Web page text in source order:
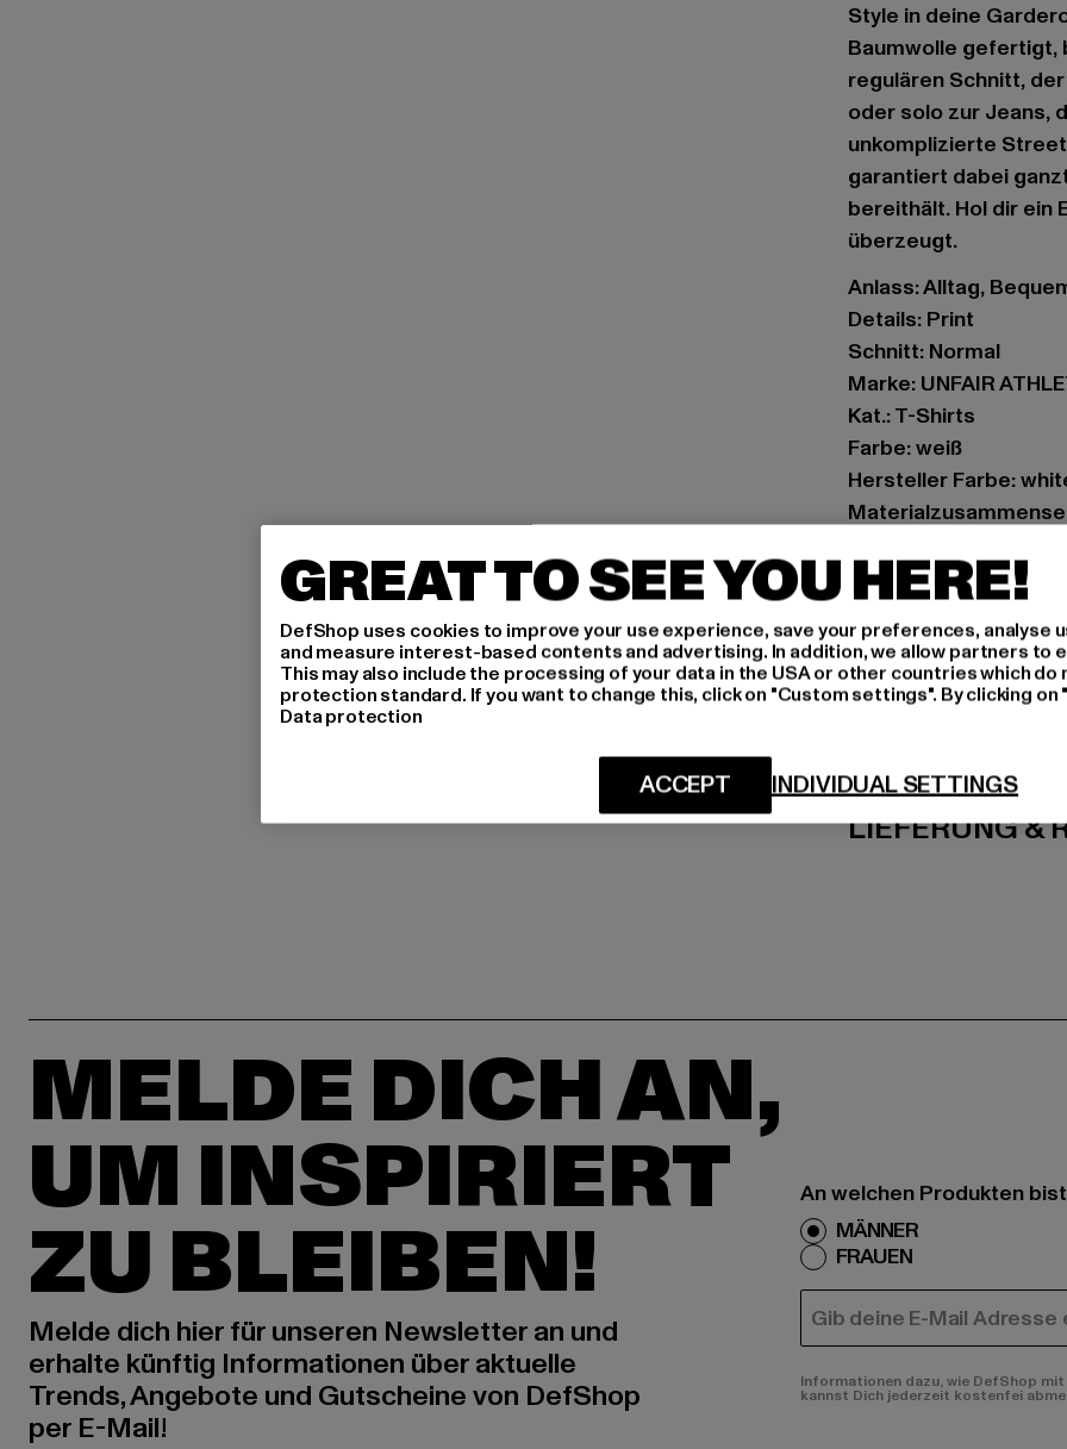
Style in deine
Baumwolle gefertigt,
regulären Schnitt,
oder solo zur Jeans,
unkomplizierte
garantiert dabei
bereithält. Hol dir ein
überzeugt.
Anlass: Alltag,
Details: Print
Schnitt: Normal
Marke: UNFAIR
Kat.: T-Shirts
Farbe: weiß
Hersteller Farbe:
Hersteller: UTEX
Tulbeckstraße 32 |
LIEFERUNG &
MELDE DICH AN,
UM INSPIRIERT
ZU BLEIBEN!
Melde dich hier für unseren Newsletter an und
erhalte künftig Informationen über aktuelle
Trends, Angebote und Gutscheine von DefShop
per E-Mail!
An welchen Produkten
MÄNNER
FRAUEN
E-MAIL
Informationen dazu, wie DefShop
kannst Dich jederzeit kostenfei
GREAT TO SEE YOU HERE!
DefShop uses cookies to improve your use experience, save your preferences, analyse
and measure interest-based contents and advertising. In addition, we allow partners to
This may also include the processing of your data in the USA or other countries which do
protection standard. If you want to change this, click on "Custom settings". By clicking
Data protection
INDIVIDUAL SETTINGS
ACCEPT